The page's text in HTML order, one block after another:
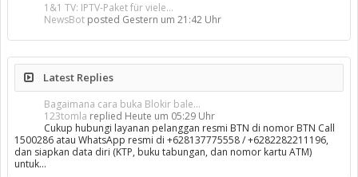
1&1 TV: IPTV-Paket für viele...
NewsBot posted Gestern um 21:42 Uhr
Latest Replies
Bagaimana cara buka Blokir bale...
123tomla replied Heute um 05:29 Uhr
Cukup hubungi layanan pelanggan resmi BTN di nomor BTN Call
1500286 atau WhatsApp resmi di +628137775558 / +6282282211196,
dan siapkan data diri (KTP, buku tabungan, dan nomor kartu ATM)
untuk…